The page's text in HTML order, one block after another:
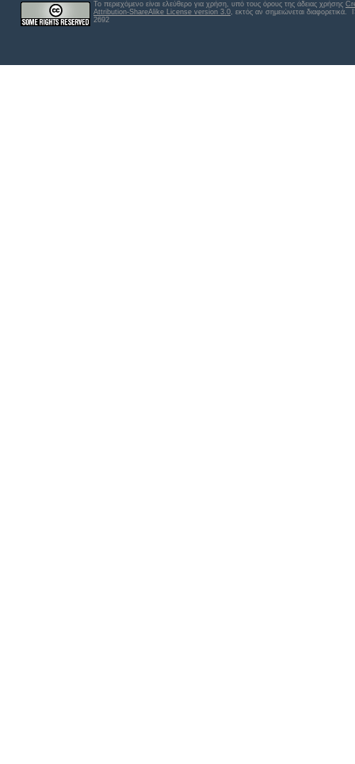
Το περιεχόμενο είναι ελεύθερο για χρήση, υπό τους όρους της άδειας χρήσης
Attribution-ShareAlike License version 3.0, εκτός αν σημειώνεται διαφορετικά.
2692